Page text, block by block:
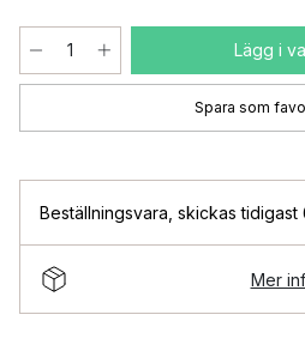
Lägg i
Spara som
Beställningsvara skickas tidigast
Mer